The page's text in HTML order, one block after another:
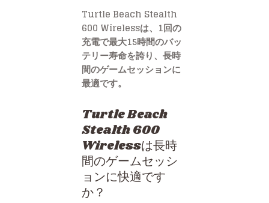
Turtle Beach Stealth
600 Wirelessは、1回の
充電で最大15時間のバッ
テリー寿命を誇り、長時
間のゲームセッションに
最適です。
Turtle Beach
Stealth 600
Wirelessは長時
間のゲームセッシ
ョンに快適です
か？